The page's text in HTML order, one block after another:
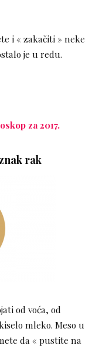
i « zakačiti » neke
je u redu.
za 2017.
rak
od voća, od
mleko. Meso u
da « pustite na